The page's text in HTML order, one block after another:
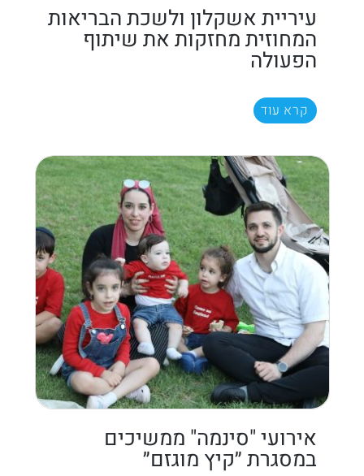
עיריית אשקלון ולשכת הבריאות
המחוזית מחזקות את שיתוף
הפעולה
קרא עוד
אירועי "סינמה" ממשיכים
במסגרת ״קיץ מוגזם״